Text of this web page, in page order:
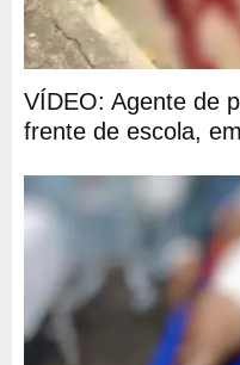
VÍDEO: Agente de
frente de escola,